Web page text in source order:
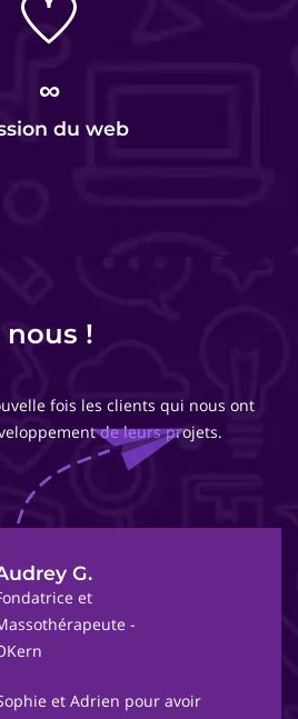
∞
du web
!
fois les clients qui nous ont
de leurs projets.
G.
et
-
et Adrien pour avoir